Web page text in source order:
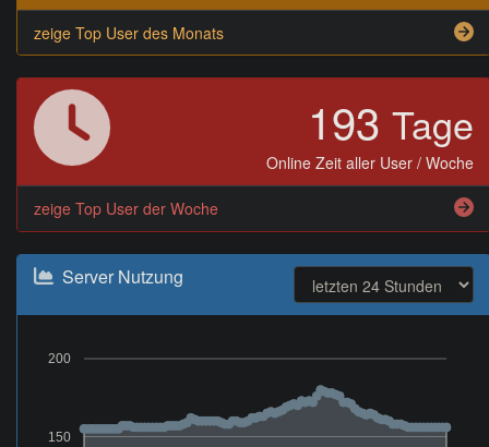
zeige Top User des Monats
193 Tage
Online Zeit aller User / Woche
zeige Top User der Woche
Server Nutzung
150
200